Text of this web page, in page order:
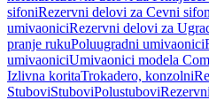
sifoniRezervni delovi za Cevni
umivaoniciRezervni delovi za
pranje rukuPoluugradni umivaonici
umivaoniciUmivaonici modela
Izlivna koritaTrokadero, konzolni
StuboviStuboviPolustubovi